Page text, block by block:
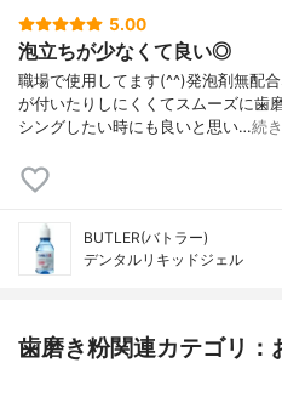
5.00
泡立ちが少なくて良い◎
職場で使用してます(^^)発泡剤無配
が付いたりしにくくてスムーズに歯
シングしたい時にも良いと思い…続
BUTLER(バトラー)
デンタルリキッドジェル
歯磨き粉関連カテゴリ